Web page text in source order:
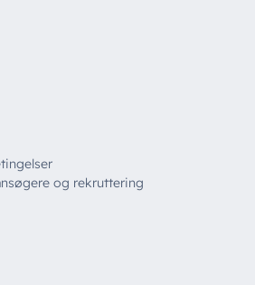
og rekruttering